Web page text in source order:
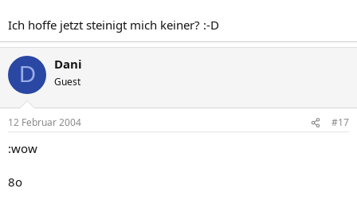
Ich hoffe jetzt steinigt mich keiner? :-D
D Dani
Guest
12 Februar 2004 #17
:wow
8o